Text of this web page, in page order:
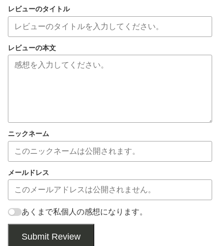
レビューのタイトル
レビューの本文
ニックネーム
メールドレス
あくまで私個人の感想になります。
Submit Review